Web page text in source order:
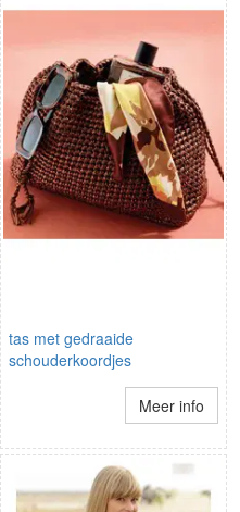
tas met gedraaide
schouderkoordjes
Meer info